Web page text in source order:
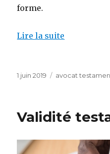
forme.
Lire la suite
Publié
1 juin 2019 Catégories
avocat
Validité